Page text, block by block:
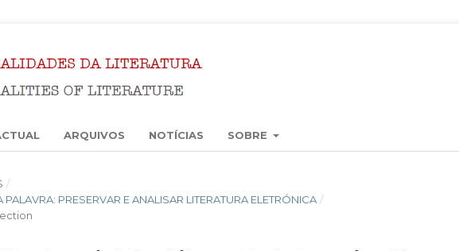
ARQUIVOS NOTÍCIAS SOBRE
/
PALAVRA: PRESERVAR E ANALISAR LITERATURA ELETRÓNICA /